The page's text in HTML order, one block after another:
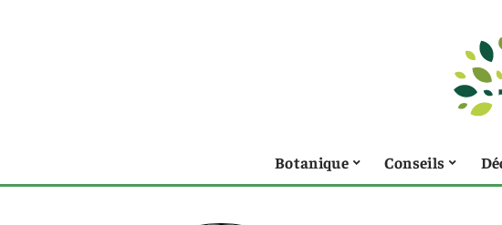
Botanique Conseils